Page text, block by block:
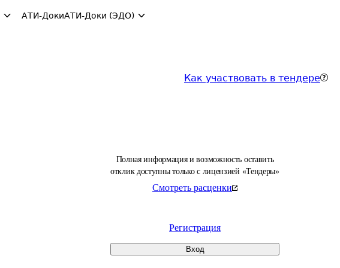
АТИ-ДокиАТИ-Доки (ЭДО)
Как участвовать в тендере
Полная информация и возможность оставить
отклик доступны только с лицензией «Тендеры»
Смотреть расценки
Регистрация
Вход